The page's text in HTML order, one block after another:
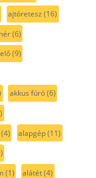
ajtóretesz (16)
(6)
(9)
akkus fúró(6)
(4) alapgép(11)
(1) alátét(4)